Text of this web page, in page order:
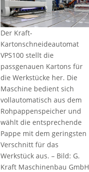
Der Kraft-
Kartonschneideautomat
VPS100 stellt die
passgenauen Kartons für
die Werkstücke her. Die
Maschine bedient sich
vollautomatisch aus dem
Rohpappenspeicher und
wählt die entsprechende
Pappe mit dem geringsten
Verschnitt für das
Werkstück aus. – Bild: G.
Kraft Maschinenbau GmbH